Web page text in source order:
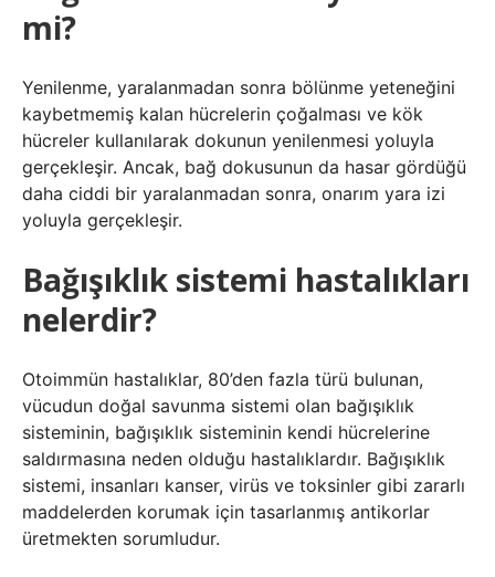
mi?
Yenilenme, yaralanmadan sonra bölünme yeteneğini
kaybetmemiş kalan hücrelerin çoğalması ve kök
hücreler kullanılarak dokunun yenilenmesi yoluyla
gerçekleşir. Ancak, bağ dokusunun da hasar gördüğü
daha ciddi bir yaralanmadan sonra, onarım yara izi
yoluyla gerçekleşir.
Bağışıklık sistemi hastalıkları
nelerdir?
Otoimmün hastalıklar, 80’den fazla türü bulunan,
vücudun doğal savunma sistemi olan bağışıklık
sisteminin, bağışıklık sisteminin kendi hücrelerine
saldırmasına neden olduğu hastalıklardır. Bağışıklık
sistemi, insanları kanser, virüs ve toksinler gibi zararlı
maddelerden korumak için tasarlanmış antikorlar
üretmekten sorumludur.